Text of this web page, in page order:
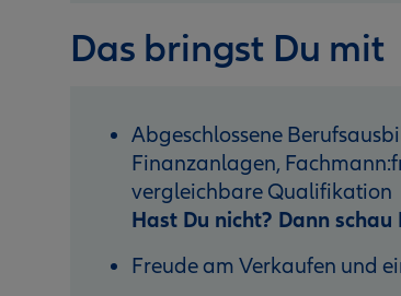
Das bringst Du mit
Abgeschlossene
Finanzanlagen,
vergleichbare Qualifikation
Hast Du nicht? Dann schau
Freude am Verkaufen und